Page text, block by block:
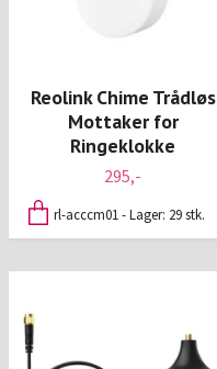
Reolink Chime Trådløs
Mottaker for
Ringeklokke
295,-
rl-acccm01 - Lager: 29 stk.